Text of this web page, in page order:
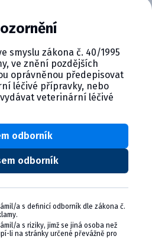
VERNOSŤ, KTORÁ
programu Cymedica
bonusy pre svoju
a pohodu.
Cymedica Plus:
a služby
a ďalšie
sa pripojiť
o programe PLUS
smyslu zákona č. 40/1995
ve znění pozdějších
oprávněnou předepisovat
léčivé přípravky, nebo
veterinární léčivé
odborník
odborník
a s definicí odborník dle zákona č.
a s riziky, jimž se jiná osoba než
li na stránky určené převážně pro